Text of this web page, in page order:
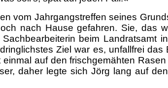
vom Jahrgangstreffen seines
nach Hause gefahren. Sie, das
beim Landratsamt
Ziel war es, unfallfrei
auf den frischgemähten
daher legte sich Jörg lang auf